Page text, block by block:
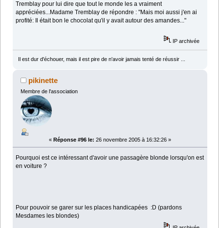
Tremblay pour lui dire que tout le monde les a vraiment
appréciées...Madame Tremblay de répondre : "Mais moi aussi j'en ai
profité: Il était bon le chocolat qu'il y avait autour des amandes..."
IP archivée
Il est dur d'échouer, mais il est pire de n'avoir jamais tenté de réussir ...
pikinette
Membre de l'association
« Réponse #96 le: 26 novembre 2005 à 16:32:26 »
Pourquoi est ce intéressant d'avoir une passagère blonde lorsqu'on est
en voiture ?
Pour pouvoir se garer sur les places handicapées :D (pardons
Mesdames les blondes)